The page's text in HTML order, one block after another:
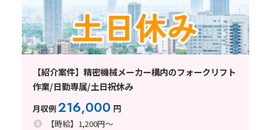
【紹介案件】精密機械メーカー構内のフォークリフト
作業/日勤専属/土日祝休み
月収例216,000 円
【時給】1,200円～